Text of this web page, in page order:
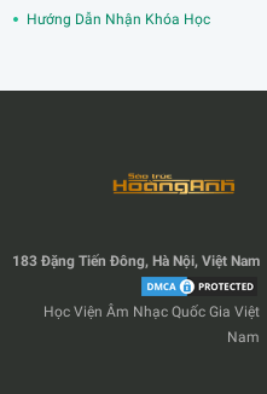
Hướng Dẫn Nhận Khóa Học
183 Đặng Tiến Đông, Hà Nội, Việt Nam
Học Viện Âm Nhạc Quốc Gia Việt
Nam